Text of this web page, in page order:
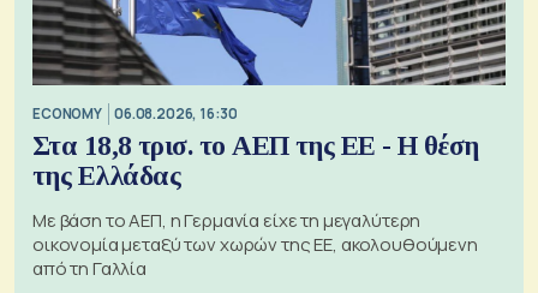
ECONOMY 06.08.2026, 16:30
Στα 18,8 τρισ. το ΑΕΠ της ΕΕ - Η θέση
της Ελλάδας
Με βάση το ΑΕΠ, η Γερμανία είχε τη μεγαλύτερη
οικονομία μεταξύ των χωρών της ΕΕ, ακολουθούμενη
από τη Γαλλία